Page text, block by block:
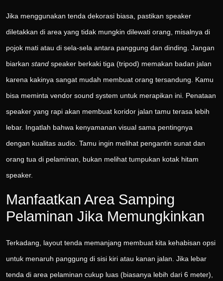
Jika menggunakan tenda dekorasi biasa, pastikan speaker
diletakkan di area yang tidak mungkin dilewati orang, misalnya di
pojok mati atau di sela-sela antara panggung dan dinding. Jangan
biarkan stand speaker berkaki tiga (tripod) memakan badan jalan
karena kakinya sangat mudah membuat orang tersandung. Kamu
bisa meminta vendor sound system untuk merapikan ini. Penataan
speaker yang rapi akan membuat koridor jalan tamu terasa lebih
lebar. Ingatlah bahwa kenyamanan visual sama pentingnya
dengan kualitas audio. Tamu ingin melihat pengantin sunat dan
orang tua di pelaminan, bukan melihat tumpukan kotak hitam
speaker.
Manfaatkan Area Samping
Pelaminan Jika Memungkinkan
Terkadang, layout tenda memanjang membuat kita kehabisan opsi
untuk menaruh panggung di sisi kiri atau kanan jalan. Jika lebar
tenda di area pelaminan cukup luas (biasanya lebih dari 6 meter),